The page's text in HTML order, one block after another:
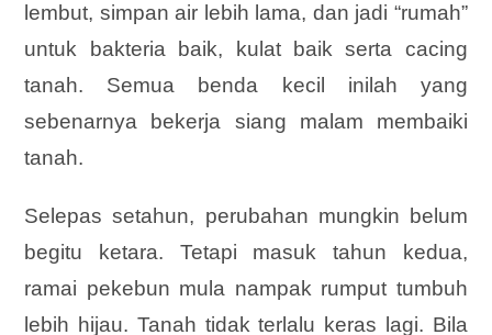
lembut, simpan air lebih lama, dan jadi “rumah”
untuk bakteria baik, kulat baik serta cacing
tanah. Semua benda kecil inilah yang
sebenarnya bekerja siang malam membaiki
tanah.
Selepas setahun, perubahan mungkin belum
begitu ketara. Tetapi masuk tahun kedua,
ramai pekebun mula nampak rumput tumbuh
lebih hijau. Tanah tidak terlalu keras lagi. Bila